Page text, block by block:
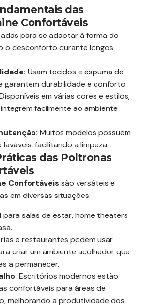
das
Confortáveis
para se adaptar à forma do
o desconforto durante longos
Usam tecidos e espuma de
garantem durabilidade e conforto.
Disponíveis em várias cores e estilos,
facilmente ao ambiente
Muitos modelos possuem
facilitando a limpeza.
das Poltronas
Confortáveis são versáteis e
em diversas situações:
para salas de estar, home theaters
e restaurantes podem usar
criar um ambiente acolhedor que
a permanecer.
Escritórios modernos estão
confortáveis para áreas de
melhorando a produtividade dos